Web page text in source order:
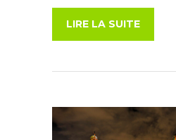
LIRE LA SUITE